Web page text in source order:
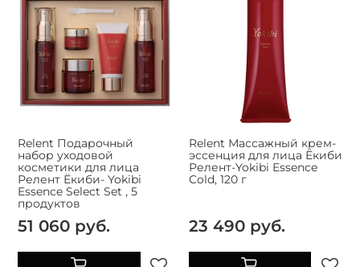
Relent Подарочный
набор уходовой
косметики для лица
Релент Ёкиби- Yokibi
Essence Select Set , 5
продуктов
51 060 руб.
Relent Массажный крем-
эссенция для лица Ёкиби
Релент-Yokibi Essence
Cold, 120 г
23 490 руб.